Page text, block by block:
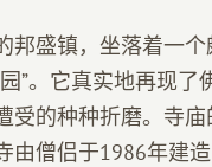
盛镇，坐落着一个
”。它真实地再现
受的种种折磨。寺
由僧侣于1986年建